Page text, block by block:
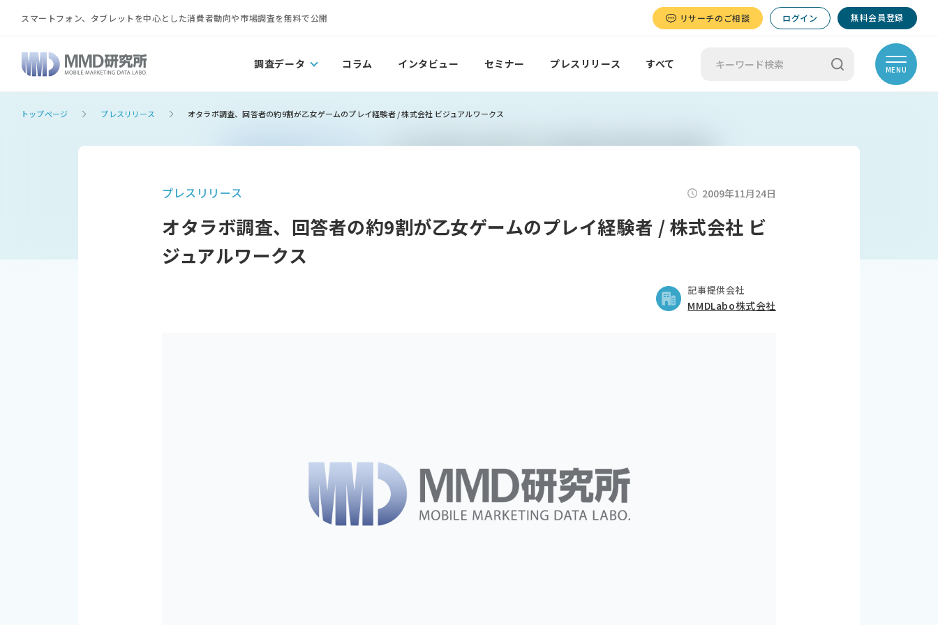
スマートフォン、タブレットを中心とした消費者動向や市場調査を無料で公開 リサーチのご相談 ログイン 無料会員登録
調査データ コラム インタビュー セミナー プレスリリース すべて MENU
トップページ プレスリリース オタラボ調査、回答者の約9割が乙女ゲームのプレイ経験者 / 株式会社 ビジュアルワークス
プレスリリース 2009年11月24日
オタラボ調査、回答者の約9割が乙女ゲームのプレイ経験者 / 株式会社 ビ
ジュアルワークス
記事提供会社
MMDLabo株式会社